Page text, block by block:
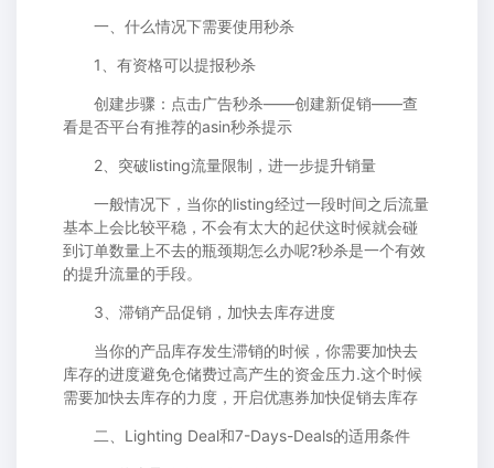
一、什么情况下需要使用秒杀
1、有资格可以提报秒杀
创建步骤：点击广告秒杀——创建新促销——查
看是否平台有推荐的asin秒杀提示
2、突破listing流量限制，进一步提升销量
一般情况下，当你的listing经过一段时间之后流量
基本上会比较平稳，不会有太大的起伏这时候就会碰
到订单数量上不去的瓶颈期怎么办呢?秒杀是一个有效
的提升流量的手段。
3、滞销产品促销，加快去库存进度
当你的产品库存发生滞销的时候，你需要加快去
库存的进度避免仓储费过高产生的资金压力.这个时候
需要加快去库存的力度，开启优惠券加快促销去库存
二、Lighting Deal和7-Days-Deals的适用条件